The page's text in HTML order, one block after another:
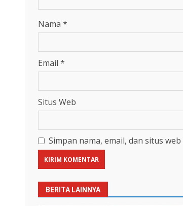
Nama *
Email *
Situs Web
Simpan nama, email, dan situs
BERITA LAINNYA